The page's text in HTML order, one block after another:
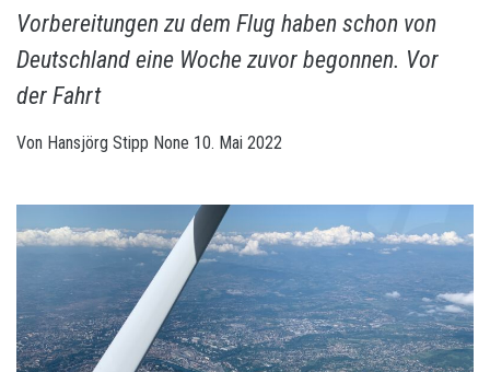
Vorbereitungen zu dem Flug haben schon von
Deutschland eine Woche zuvor begonnen. Vor
der Fahrt
Von Hansjörg Stipp None 10. Mai 2022